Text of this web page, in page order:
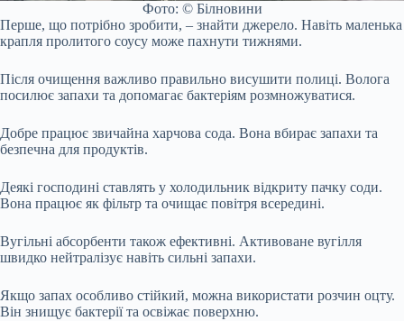
Фото: © Білновини
Перше, що потрібно зробити, – знайти джерело. Навіть маленька
крапля пролитого соусу може пахнути тижнями.
Після очищення важливо правильно висушити полиці. Волога
посилює запахи та допомагає бактеріям розмножуватися.
Добре працює звичайна харчова сода. Вона вбирає запахи та
безпечна для продуктів.
Деякі господині ставлять у холодильник відкриту пачку соди.
Вона працює як фільтр та очищає повітря всередині.
Вугільні абсорбенти також ефективні. Активоване вугілля
швидко нейтралізує навіть сильні запахи.
Якщо запах особливо стійкий, можна використати розчин оцту.
Він знищує бактерії та освіжає поверхню.